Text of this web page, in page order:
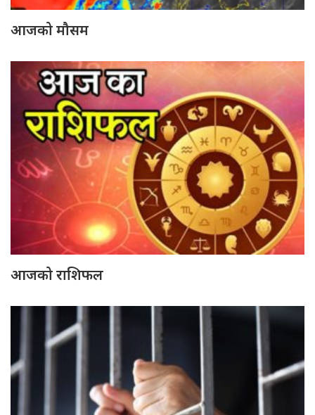
आजको मौसम
आजको राशिफल